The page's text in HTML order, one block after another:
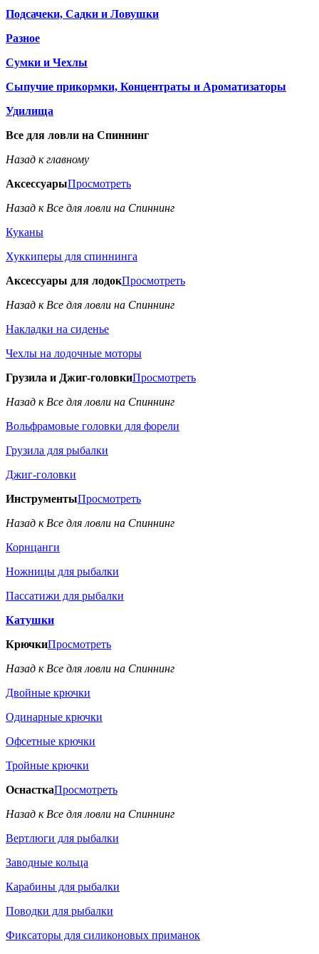
Подсачеки, Садки и Ловушки
Разное
Сумки и Чехлы
Сыпучие прикормки, Концентраты и Ароматизаторы
Удилища
Все для ловли на Спиннинг
Назад к главному
АксессуарыПросмотреть
Назад к Все для ловли на Спиннинг
Куканы
Хуккиперы для спиннинга
Аксессуары для лодокПросмотреть
Назад к Все для ловли на Спиннинг
Накладки на сиденье
Чехлы на лодочные моторы
Грузила и Джиг-головкиПросмотреть
Назад к Все для ловли на Спиннинг
Вольфрамовые головки для форели
Грузила для рыбалки
Джиг-головки
ИнструментыПросмотреть
Назад к Все для ловли на Спиннинг
Корнцанги
Ножницы для рыбалки
Пассатижи для рыбалки
Катушки
КрючкиПросмотреть
Назад к Все для ловли на Спиннинг
Двойные крючки
Одинарные крючки
Офсетные крючки
Тройные крючки
ОснасткаПросмотреть
Назад к Все для ловли на Спиннинг
Вертлюги для рыбалки
Заводные кольца
Карабины для рыбалки
Поводки для рыбалки
Фиксаторы для силиконовых приманок